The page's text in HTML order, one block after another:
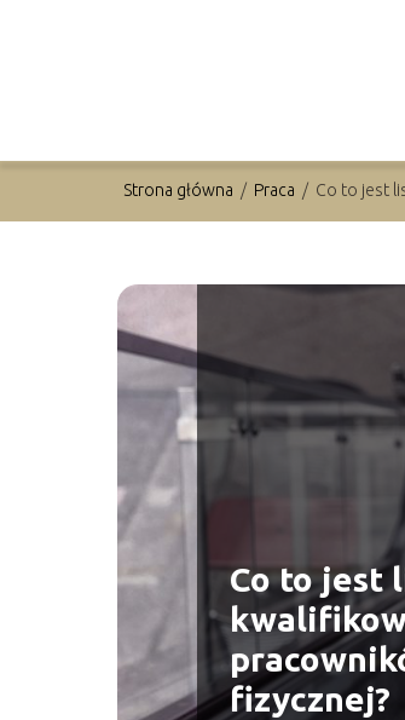
Strona główna / Praca / Co to jest
Co to jest
fizycznej?